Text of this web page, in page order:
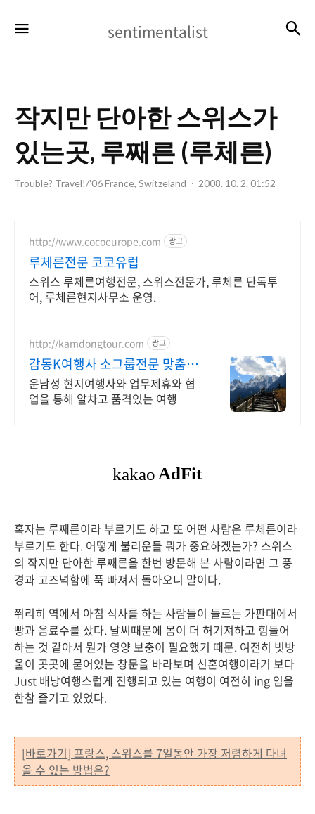
sentimentalist
작지만 단아한 스위스가
있는곳, 루째른 (루체른)
Trouble? Travel!/'06 France, Switzeland 2008. 10. 2. 01:52
http://www.cocoeurope.com 광고
루체른전문 코코유럽
스위스 루체른여행전문, 스위스전문가, 루체른 단독투
어, 루체른현지사무소 운영.
http://kamdongtour.com 광고
감동K여행사 소그룹전문 맞춤여
행 및 패키지여행
운남성 현지여행사와 업무제휴와 협
업을 통해 알차고 품격있는 여행
혹자는 루째른이라 부르기도 하고 또 어떤 사람은 루체른이라
부르기도 한다. 어떻게 불리운들 뭐가 중요하겠는가? 스위스
의 작지만 단아한 루째른을 한번 방문해 본 사람이라면 그 풍
경과 고즈넉함에 푹 빠져서 돌아오니 말이다.
쮜리히 역에서 아침 식사를 하는 사람들이 들르는 가판대에서
빵과 음료수를 샀다. 날씨때문에 몸이 더 허기져하고 힘들어
하는 것 같아서 뭔가 영양 보충이 필요했기 때문. 여전히 빗방
울이 곳곳에 묻어있는 창문을 바라보며 신혼여행이라기 보다
Just 배낭여행스럽게 진행되고 있는 여행이 여전히 ing 임을
한참 즐기고 있었다.
[바로가기] 프랑스, 스위스를 7일동안 가장 저렴하게 다녀
올 수 있는 방법은?